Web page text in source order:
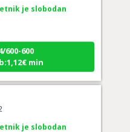
600
min
je slobodan